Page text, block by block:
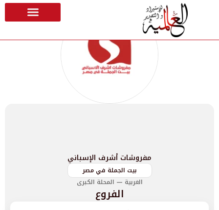
مفروشات أشرف الإسباني
بيت الجملة في مصر
الغربية — المحلة الكبرى
الفروع